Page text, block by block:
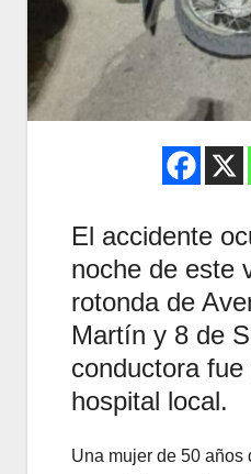
El accidente
noche de este
rotonda de
Martín y 8 de
conductora
hospital local.
Una mujer de 50 años